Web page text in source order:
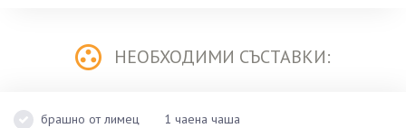
НЕОБХОДИМИ СЪСТАВКИ:
брашно от лимец 1 чаена чаша